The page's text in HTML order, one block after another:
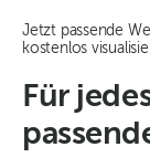
Jetzt passende
kostenlos
Für